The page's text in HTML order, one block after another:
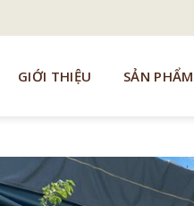
GIỚI THIỆU SẢN PHẨM